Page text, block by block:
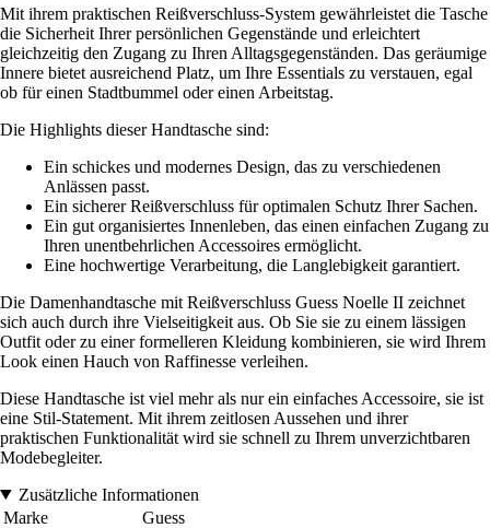
Mit ihrem praktischen Reißverschluss-System gewährleistet die Tasche
die Sicherheit Ihrer persönlichen Gegenstände und erleichtert
gleichzeitig den Zugang zu Ihren Alltagsgegenständen. Das geräumige
Innere bietet ausreichend Platz, um Ihre Essentials zu verstauen, egal
ob für einen Stadtbummel oder einen Arbeitstag.
Die Highlights dieser Handtasche sind:
Ein schickes und modernes Design, das zu verschiedenen
Anlässen passt.
Ein sicherer Reißverschluss für optimalen Schutz Ihrer Sachen.
Ein gut organisiertes Innenleben, das einen einfachen Zugang zu
Ihren unentbehrlichen Accessoires ermöglicht.
Eine hochwertige Verarbeitung, die Langlebigkeit garantiert.
Die Damenhandtasche mit Reißverschluss Guess Noelle II zeichnet
sich auch durch ihre Vielseitigkeit aus. Ob Sie sie zu einem lässigen
Outfit oder zu einer formelleren Kleidung kombinieren, sie wird Ihrem
Look einen Hauch von Raffinesse verleihen.
Diese Handtasche ist viel mehr als nur ein einfaches Accessoire, sie ist
eine Stil-Statement. Mit ihrem zeitlosen Aussehen und ihrer
praktischen Funktionalität wird sie schnell zu Ihrem unverzichtbaren
Modebegleiter.
Zusätzliche Informationen
Marke
Guess